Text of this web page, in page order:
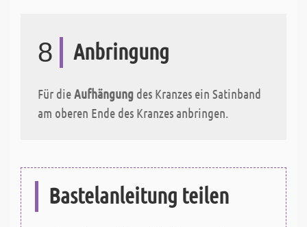
8 Anbringung
Für dieAufhängung des Kranzes ein Satinband
am oberen Ende des Kranzes anbringen.
Bastelanleitung teilen